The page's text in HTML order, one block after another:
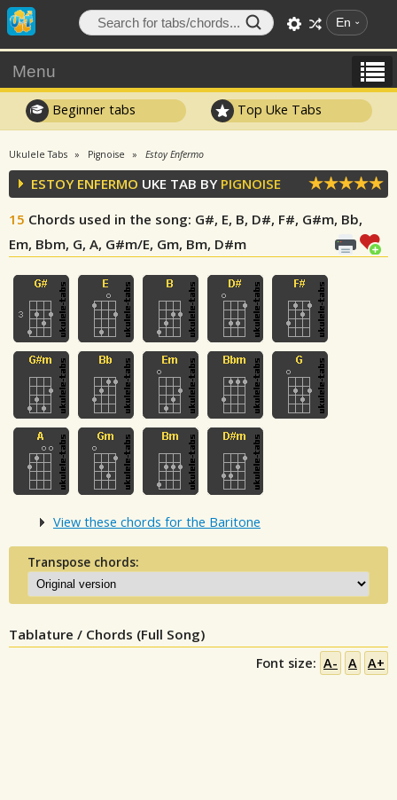
En
Menu
Beginner tabs Top Uke Tabs
Ukulele Tabs Pignoise Estoy Enfermo
ESTOY ENFERMO UKE TAB BY PIGNOISE
15 Chords used in the song: G#, E, B, D#, F#, G#m, Bb,
Em, Bbm, G, A, G#m/E, Gm, Bm, D#m
View these chords for the Baritone
Transpose chords:
Tablature / Chords (Full Song)
Font size: A- A A+